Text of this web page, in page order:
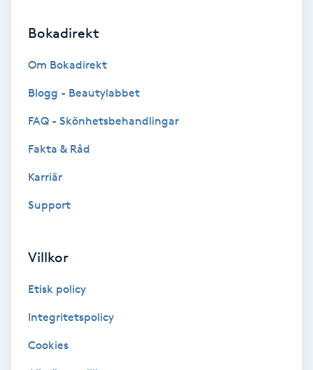
Coachning
Color correction
Cryoterapi
Dermapen
Enzympeeling
Bokadirekt
Om Bokadirekt
Blogg - Beautylabbet
FAQ - Skönhetsbehandlingar
Fakta & Råd
Karriär
Support
Villkor
Etisk policy
Integritetspolicy
Cookies